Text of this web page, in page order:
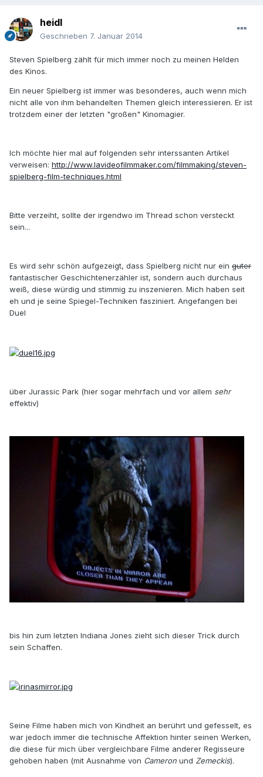
heidl
Geschrieben 7. Januar 2014
Steven Spielberg zählt für mich immer noch zu meinen Helden
des Kinos.
Ein neuer Spielberg ist immer was besonderes, auch wenn mich
nicht alle von ihm behandelten Themen gleich interessieren. Er ist
trotzdem einer der letzten "großen" Kinomagier.
Ich möchte hier mal auf folgenden sehr interssanten Artikel
verweisen: http://www.lavideofilmmaker.com/filmmaking/steven-
spielberg-film-techniques.html
Bitte verzeiht, sollte der irgendwo im Thread schon versteckt
sein...
Es wird sehr schön aufgezeigt, dass Spielberg nicht nur ein guter
fantastischer Geschichtenerzähler ist, sondern auch durchaus
weiß, diese würdig und stimmig zu inszenieren. Mich haben seit
eh und je seine Spiegel-Techniken fasziniert. Angefangen bei
Duel
über Jurassic Park (hier sogar mehrfach und vor allem sehr
effektiv)
bis hin zum letzten Indiana Jones zieht sich dieser Trick durch
sein Schaffen.
Seine Filme haben mich von Kindheit an berührt und gefesselt, es
war jedoch immer die technische Affektion hinter seinen Werken,
die diese für mich über vergleichbare Filme anderer Regisseure
gehoben haben (mit Ausnahme von Cameron und Zemeckis).